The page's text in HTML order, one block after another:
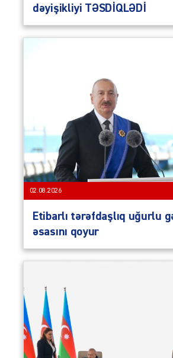
dəyişikliyi TƏSDİQLƏDİ
02.08.2026
Etibarlı tərəfdaşlıq uğurlu
əsasını qoyur